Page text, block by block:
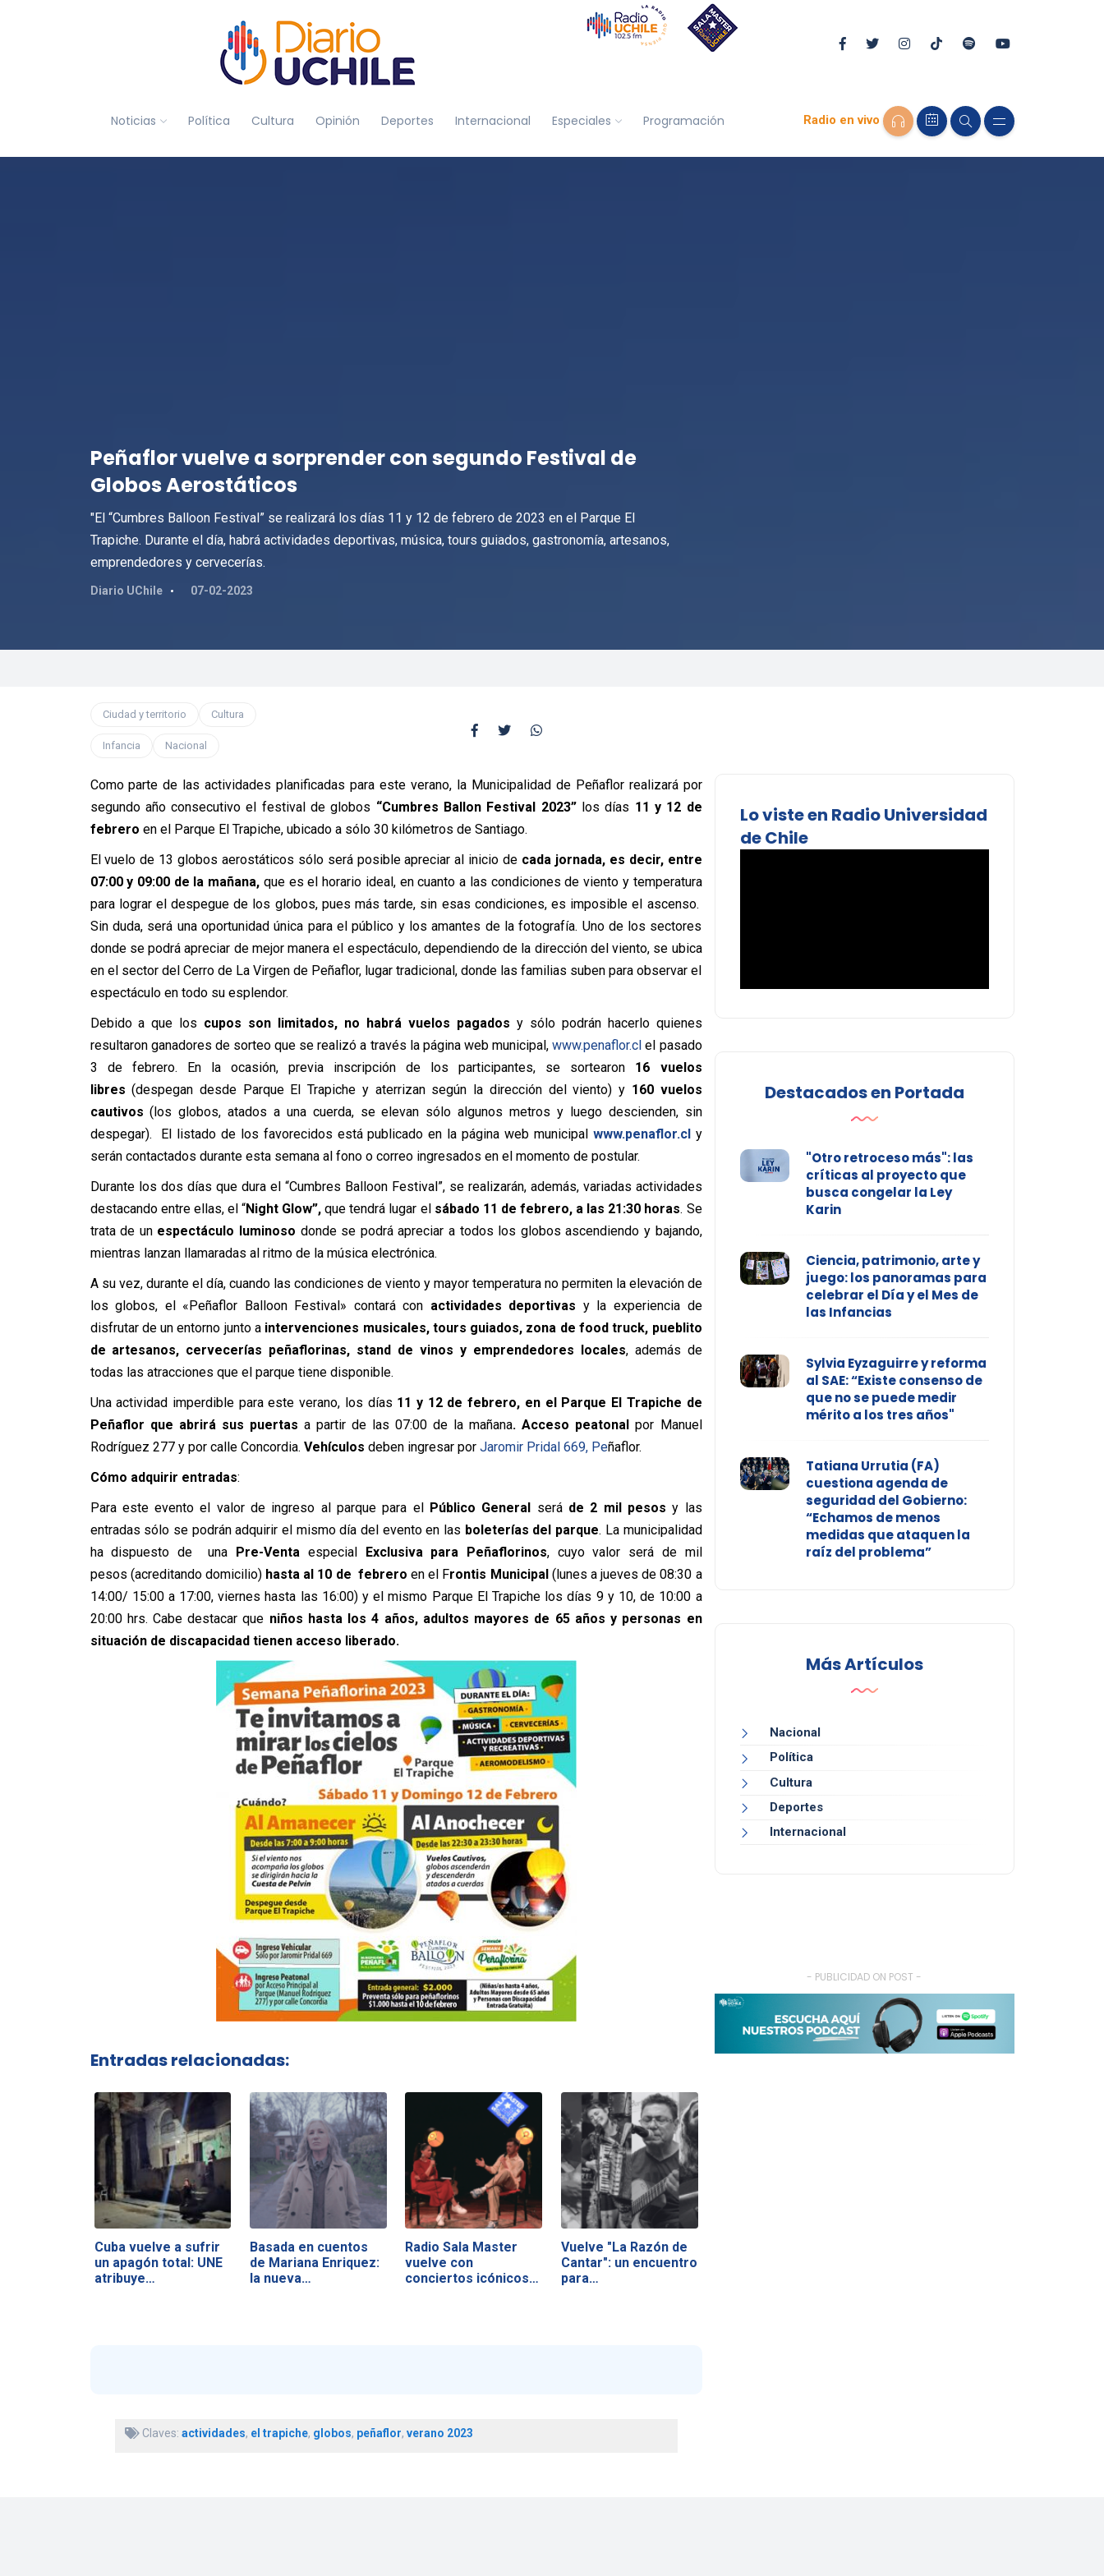
Noticias Política Cultura Opinión Deportes Internacional Especiales Programación Radio en vivo
Peñaflor vuelve a sorprender con segundo Festival de
Globos Aerostáticos
"El “Cumbres Balloon Festival” se realizará los días 11 y 12 de febrero de 2023 en el Parque El
Trapiche. Durante el día, habrá actividades deportivas, música, tours guiados, gastronomía, artesanos,
emprendedores y cervecerías.
Diario UChile 07-02-2023
Ciudad y territorio Cultura
Infancia Nacional
Como parte de las actividades planificadas para este verano, la Municipalidad de Peñaflor realizará por
segundo año consecutivo el festival de globos “Cumbres Ballon Festival 2023”los días 11 y 12 de
febrero en el Parque El Trapiche, ubicado a sólo 30 kilómetros de Santiago.
El vuelo de 13 globos aerostáticos sólo será posible apreciar al inicio de cada jornada, es decir, entre
07:00 y 09:00 de la mañana, que es el horario ideal, en cuanto a las condiciones de viento y temperatura
para lograr el despegue de los globos, pues más tarde, sin esas condiciones, es imposible el ascenso.
Sin duda, será una oportunidad única para el público y los amantes de la fotografía. Uno de los sectores
donde se podrá apreciar de mejor manera el espectáculo, dependiendo de la dirección del viento, se ubica
en el sector del Cerro de La Virgen de Peñaflor, lugar tradicional, donde las familias suben para observar el
espectáculo en todo su esplendor.
Debido a que los cupos son limitados, no habrá vuelos pagados y sólo podrán hacerlo quienes
resultaron ganadores de sorteo que se realizó a través la página web municipal,www.penaflor.cl el pasado
3 de febrero. En la ocasión, previa inscripción de los participantes, se sortearon 16 vuelos
libres(despegan desde Parque El Trapiche y aterrizan según la dirección del viento) y 160 vuelos
cautivos (los globos, atados a una cuerda, se elevan sólo algunos metros y luego descienden, sin
despegar). El listado de los favorecidos está publicado en la página web municipal www.penaflor.cly
serán contactados durante esta semana al fono o correo ingresados en el momento de postular.
Durante los dos días que dura el “Cumbres Balloon Festival”, se realizarán, además, variadas actividades
destacando entre ellas, el “Night Glow”, que tendrá lugar el sábado 11 de febrero, a las 21:30 horas. Se
trata de un espectáculo luminoso donde se podrá apreciar a todos los globos ascendiendo y bajando,
mientras lanzan llamaradas al ritmo de la música electrónica.
A su vez, durante el día, cuando las condiciones de viento y mayor temperatura no permiten la elevación de
los globos, el «Peñaflor Balloon Festival» contará con actividades deportivas y la experiencia de
disfrutar de un entorno junto aintervenciones musicales, tours guiados, zona de food truck, pueblito
de artesanos, cervecerías peñaflorinas, stand de vinos y emprendedores locales, además de
todas las atracciones que el parque tiene disponible.
Una actividad imperdible para este verano, los días 11 y 12 de febrero, en el Parque El Trapiche de
Peñaflor que abrirá sus puertas a partir de las 07:00 de la mañana. Acceso peatonal por Manuel
Rodríguez 277 y por calle Concordia. Vehículos deben ingresar por Jaromir Pridal 669, Peñaflor.
Cómo adquirir entradas:
Para este evento el valor de ingreso al parque para el Público General seráde 2 mil pesosy las
entradas sólo se podrán adquirir el mismo día del evento en las boleterías del parque. La municipalidad
ha dispuesto de una Pre-Venta especial Exclusiva para Peñaflorinos, cuyo valor será de mil
pesos (acreditando domicilio)hasta al 10 de febrero en el Frontis Municipal(lunes a jueves de 08:30 a
14:00/ 15:00 a 17:00, viernes hasta las 16:00) y el mismo Parque El Trapiche los días 9 y 10, de 10:00 a
20:00 hrs. Cabe destacar que niños hasta los 4 años, adultos mayores de 65 años y personas en
situación de discapacidad tienen acceso liberado.
Entradas relacionadas:
Cuba vuelve a sufrir
un apagón total: UNE
atribuye…
Basada en cuentos
de Mariana Enriquez:
la nueva…
Radio Sala Master
vuelve con
conciertos icónicos
Vuelve "La Razón de
Cantar": un encuentro
para…
Claves: actividades, el trapiche, globos, peñaflor, verano 2023
Lo viste en Radio Universidad
de Chile
Destacados en Portada
"Otro retroceso más": las
críticas al proyecto que
busca congelar la Ley
Karin
Ciencia, patrimonio, arte y
juego: los panoramas para
celebrar el Día y el Mes de
las Infancias
Sylvia Eyzaguirre y reforma
al SAE: “Existe consenso de
que no se puede medir
mérito a los tres años"
Tatiana Urrutia (FA)
cuestiona agenda de
seguridad del Gobierno:
“Echamos de menos
medidas que ataquen la
raíz del problema”
Más Artículos
Nacional
Política
Cultura
Deportes
Internacional
- PUBLICIDAD ON POST -